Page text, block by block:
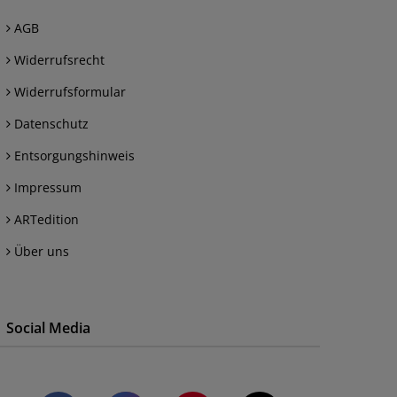
AGB
Widerrufsrecht
Widerrufsformular
Datenschutz
Entsorgungshinweis
Impressum
ARTedition
Über uns
Social Media